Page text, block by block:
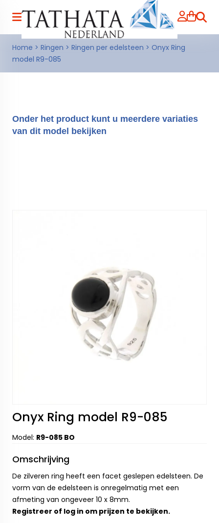
Home > Ringen > Ringen per edelsteen > Onyx Ring
model R9-085
Onder het product kunt u meerdere variaties
van dit model bekijken
Onyx Ring model R9-085
Model: R9-085 BO
Omschrijving
De zilveren ring heeft een facet geslepen edelsteen. De
vorm van de edelsteen is onregelmatig met een
afmeting van ongeveer 10 x 8mm.
Registreer of log in om prijzen te bekijken.